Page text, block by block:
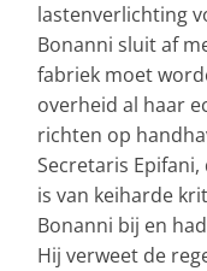
lastenverlichting
Bonanni sluit af
fabriek moet
overheid al haar
richten op
Secretaris
is van keiharde
Bonanni bij en
Hij verweet de